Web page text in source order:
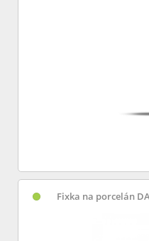
Fixka na porcelán